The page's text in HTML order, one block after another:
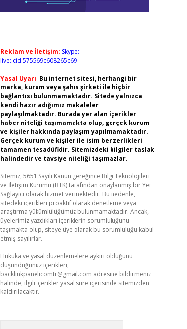
Reklam ve İletişim: Skype:
live:.cid.575569c608265c69
Yasal Uyarı: Bu internet sitesi, herhangi bir
marka, kurum veya şahıs şirketi ile hiçbir
bağlantısı bulunmamaktadır. Sitede yalnızca
kendi hazırladığımız makaleler
paylaşılmaktadır. Burada yer alan içerikler
haber niteliği taşımamakta olup, gerçek kurum
ve kişiler hakkında paylaşım yapılmamaktadır.
Gerçek kurum ve kişiler ile isim benzerlikleri
tamamen tesadüfidir. Sitemizdeki bilgiler taslak
halindedir ve tavsiye niteliği taşımazlar.
Sitemiz, 5651 Sayılı Kanun gereğince Bilgi Teknolojileri
ve İletişim Kurumu (BTK) tarafından onaylanmış bir Yer
Sağlayıcı olarak hizmet vermektedir. Bu nedenle,
sitedeki içerikleri proaktif olarak denetleme veya
araştırma yükümlülüğümüz bulunmamaktadır. Ancak,
üyelerimiz yazdıkları içeriklerin sorumluluğunu
taşımakta olup, siteye üye olarak bu sorumluluğu kabul
etmiş sayılırlar.
Hukuka ve yasal düzenlemelere aykırı olduğunu
düşündüğünüz içerikleri,
backlinkpanelicomtr@gmail.com adresine bildirmeniz
halinde, ilgili içerikler yasal süre içerisinde sitemizden
kaldırılacaktır.